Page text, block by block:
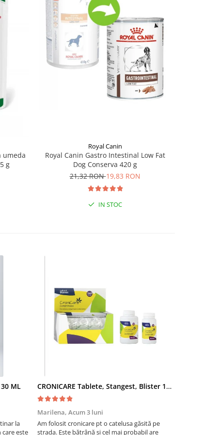
umeda
g
Royal Canin
Royal Canin Gastro Intestinal Low Fat
Dog Conserva 420 g
21,32 RON19,83 RON
IN STOC
ML
la
CRONICARE Tablete, Stangest, Blister 10 tabs
Marilena, Acum 3 luni
Am folosit cronicare pt o catelusa găsită pe
strada. Este bătrână si cel mai probabil are